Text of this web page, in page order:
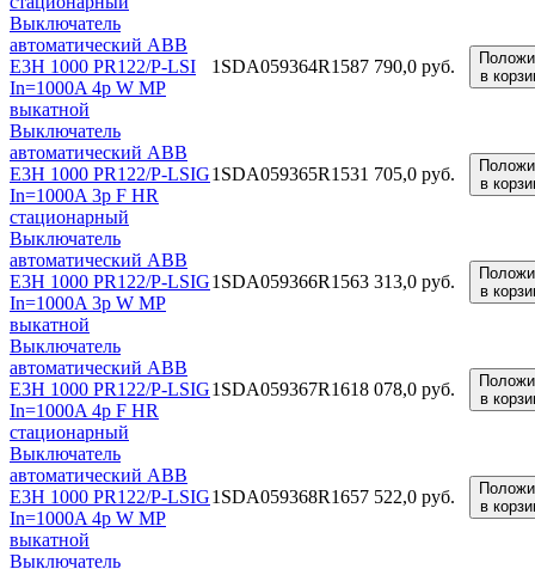
Выключатель
автоматический ABB
E3H 1000 PR122/P-LSI
In=1000A 4p W MP
выкатной
1SDA059364R1 587 790,0 руб.
в
Выключатель
автоматический ABB
E3H 1000 PR122/P-LSIG
In=1000A 3p F HR
стационарный
1SDA059365R1 531 705,0 руб.
в
Выключатель
автоматический ABB
E3H 1000 PR122/P-LSIG
In=1000A 3p W MP
выкатной
1SDA059366R1 563 313,0 руб.
в
Выключатель
автоматический ABB
E3H 1000 PR122/P-LSIG
In=1000A 4p F HR
стационарный
1SDA059367R1618 078,0 руб.
в
Выключатель
автоматический ABB
E3H 1000 PR122/P-LSIG
In=1000A 4p W MP
выкатной
1SDA059368R1657 522,0 руб.
в
Выключатель